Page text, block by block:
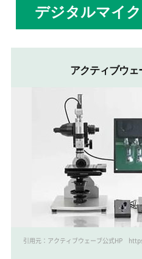
デジタルマイ
アクティブウェ
引用元：アクティブウェーブ公式HP